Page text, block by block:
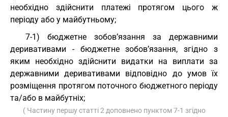
необхідно здійснити платежі протягом цього ж
періоду або у майбутньому;
7-1) бюджетне зобов’язання за державними
деривативами - бюджетне зобов’язання, згідно з
яким необхідно здійснити видатки на виплати за
державними деривативами відповідно до умов їх
розміщення протягом поточного бюджетного періоду
та/або в майбутніх;
( Частину першу статті 2 доповнено пунктом 7-1 згідно